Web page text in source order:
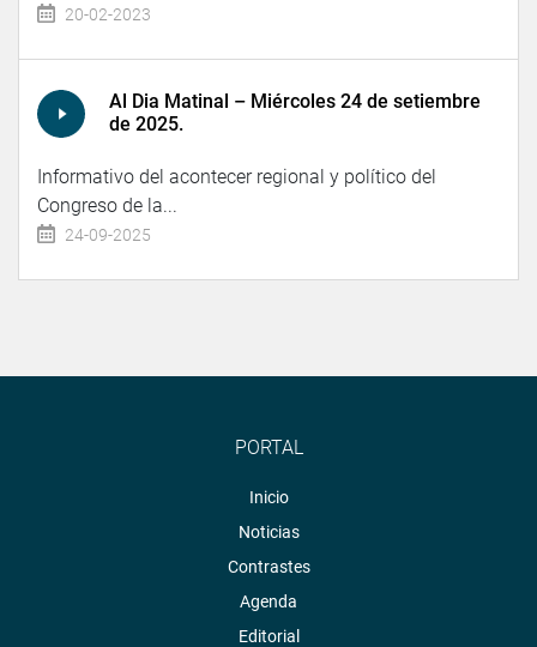
20-02-2023
Al Dia Matinal – Miércoles 24 de setiembre
de 2025.
Informativo del acontecer regional y político del
Congreso de la...
24-09-2025
PORTAL
Inicio
Noticias
Contrastes
Agenda
Editorial